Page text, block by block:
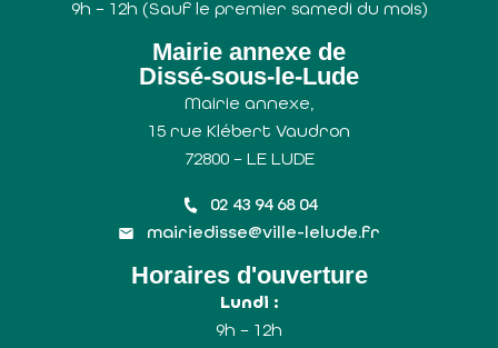
9h – 12h (Sauf le premier samedi du mois)
Mairie annexe de
Dissé-sous-le-Lude
Mairie annexe,
15 rue Klébert Vaudron
72800 – LE LUDE
02 43 94 68 04
mairiedisse@ville-lelude.fr
Horaires d'ouverture
Lundi :
9h – 12h